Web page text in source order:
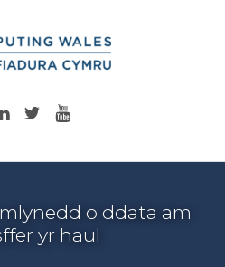
LinkedIn
TwitterYouTube
o ddata am
yr haul